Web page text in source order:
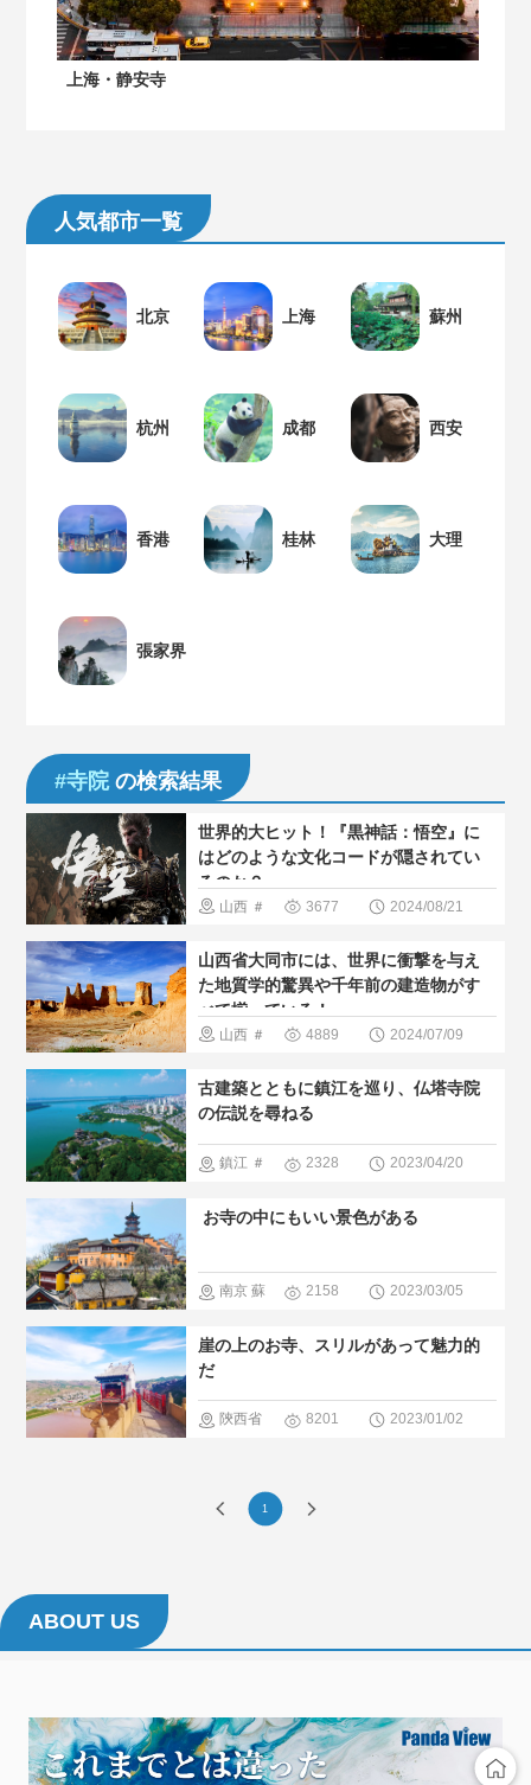
上海・静安寺
人気都市一覧
北京 上海 蘇州
杭州 成都 西安
香港 桂林 大理
張家界
#寺院の検索結果
世界的大ヒット！『黒神話：悟空』に
はどのような文化コードが隠されてい
るのか？
山西 ＃
＃寺院 ＃
特集シリー
メ・ゲーム
で中国を観
る」
3677 2024/08/21
山西省大同市には、世界に衝撃を与え
た地質学的驚異や千年前の建造物がす
べて揃っている！
山西 ＃
＃中国のグ
ルメ ＃絶
4889 2024/07/09
古建築とともに鎮江を巡り、仏塔寺院
の伝説を尋ねる
鎮江 ＃ 2328 2023/04/20
​ お寺の中にもいい景色がある
南京 蘇
人気・おす
すめ ＃寺
2158 2023/03/05
崖の上のお寺、スリルがあって魅力的
だ
陝西省
＃
8201 2023/01/02
1
ABOUT US